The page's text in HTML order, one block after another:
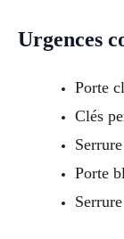
Urgences
Porte
Clés
Porte